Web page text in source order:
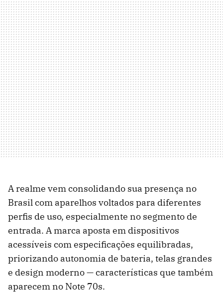
A realme vem consolidando sua presença no
Brasil com aparelhos voltados para diferentes
perfis de uso, especialmente no segmento de
entrada. A marca aposta em dispositivos
acessíveis com especificações equilibradas,
priorizando autonomia de bateria, telas grandes
e design moderno — características que também
aparecem no Note 70s.